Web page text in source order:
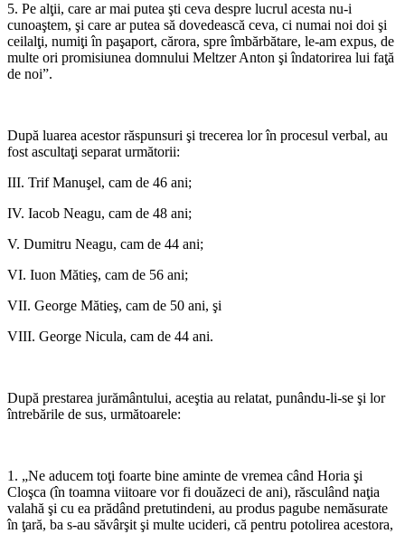
5. Pe alţii, care ar mai putea şti ceva despre lucrul acesta nu-i
cunoaştem, şi care ar putea să dovedească ceva, ci numai noi doi şi
ceilalţi, numiţi în paşaport, cărora, spre îmbărbă­tare, le-am expus, de
multe ori promisiunea domnului Meltzer Anton şi îndatorirea lui faţă
de noi”.
După luarea acestor răspunsuri şi trecerea lor în procesul verbal, au
fost ascultaţi separat următorii:
III. Trif Manuşel, cam de 46 ani;
IV. Iacob Neagu, cam de 48 ani;
V. Dumitru Neagu, cam de 44 ani;
VI. Iuon Mătieş, cam de 56 ani;
VII. George Mătieş, cam de 50 ani, şi
VIII. George Nicula, cam de 44 ani.
După prestarea jurământului, aceştia au relatat, punându-li-se şi lor
întrebările de sus, următoarele:
1. „Ne aducem toţi foarte bine aminte de vremea când Horia şi
Cloşca (în toamna viitoare vor fi douăzeci de ani), răsculând naţia
valahă şi cu ea prădând pretutindeni, au produs pagube nemăsurate
în ţară, ba s-au săvârşit şi multe ucideri, că pentru potolirea acestora,